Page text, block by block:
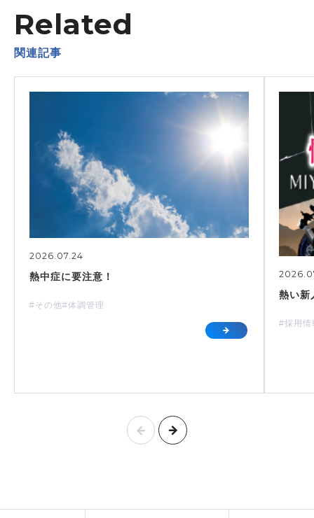
Related
関連記事
2026.07.24
熱中症に要注意！
#その他#体調管理
熱い新
#採用情